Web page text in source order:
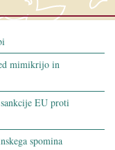
mimikrijo in
EU proti
spomina